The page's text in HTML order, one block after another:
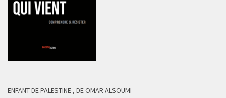
ENFANT DE PALESTINE , DE OMAR ALSOUMI